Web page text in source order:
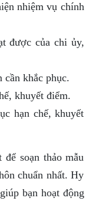
nhiệm vụ chính
được của chi ủy,
cần khắc phục.
khuyết điểm.
hạn chế, khuyết
soạn thảo mẫu
chuẩn nhất. Hy
bạn hoạt động